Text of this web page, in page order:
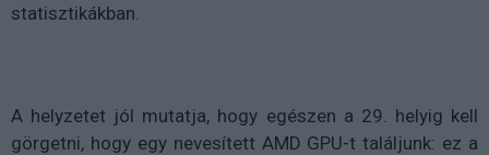
statisztikákban.
A helyzetet jól mutatja, hogy egészen a 29. helyig kell
görgetni, hogy egy nevesített AMD GPU-t találjunk: ez a